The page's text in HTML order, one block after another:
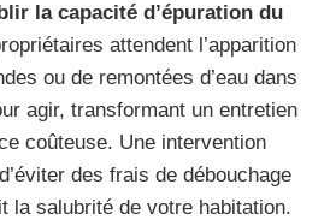
la capacité d’épuration du
attendent l’apparition
ou de remontées d’eau dans
agir, transformant un entretien
coûteuse. Une intervention
des frais de débouchage
la salubrité de votre habitation.